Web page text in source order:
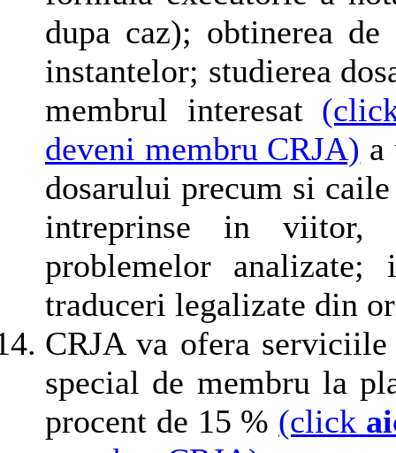
dupa caz); obtinerea
instantelor; studierea
membrul interesat
deveni membru CRJA) a
dosarului precum si
intreprinse in viitor,
problemelor analizate;
traduceri legalizate din
CRJA va ofera
special de membru la
procent de 15 % (click